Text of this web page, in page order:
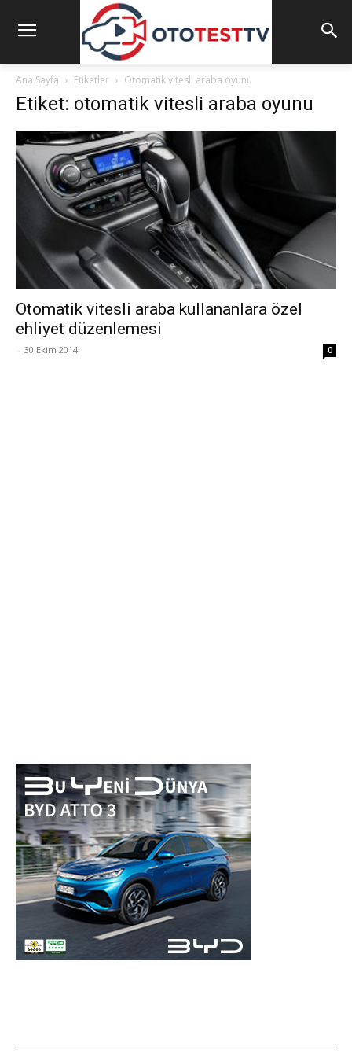
Ana Sayfa Etiketler Otomatik vitesli araba oyunu
Etiket: otomatik vitesli araba oyunu
Otomatik vitesli araba kullananlara özel
ehliyet düzenlemesi
- 30 Ekim 2014 0